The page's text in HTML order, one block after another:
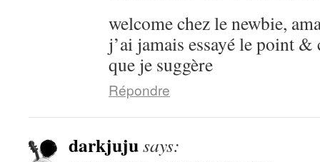
welcome chez le newbie,
j’ai jamais essayé le point
que je suggère
Répondre
darkjujusays: